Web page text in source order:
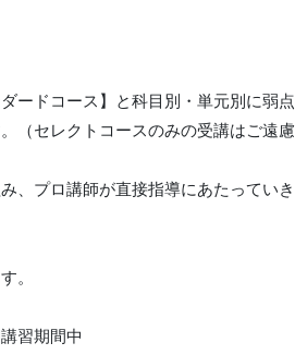
ードコース】と科目別・単元別に弱点
（セレクトコースのみの受講はご遠慮
、プロ講師が直接指導にあたっていき
。
習期間中